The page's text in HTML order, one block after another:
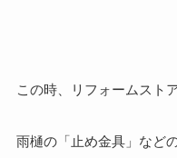
この時、リフォームスト
雨樋の「止め金具」など